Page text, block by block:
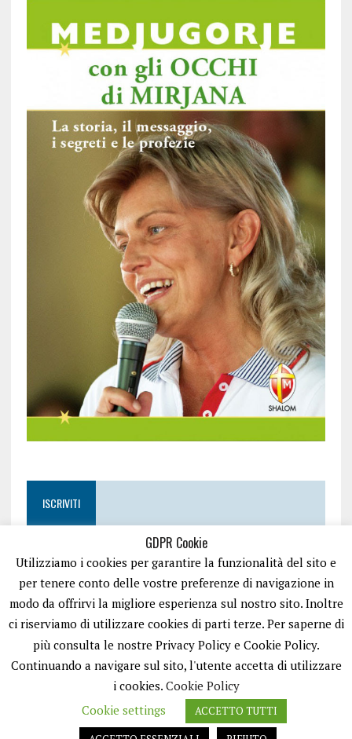
ISCRIVITI
EASYNEWS24 È UN PORTALE GESTITO DA FRANCESCO TV - PARTITA IVA
08792490727 - TESTATA GIORNALISTICA REGISTRATA PRESSO IL TRIBUNALE
GDPR Cookie
Utilizziamo i cookies per garantire la funzionalità del sito e
per tenere conto delle vostre preferenze di navigazione in
modo da offrirvi la migliore esperienza sul nostro sito. Inoltre
ci riserviamo di utilizzare cookies di parti terze. Per saperne di
più consulta le nostre Privacy Policy e Cookie Policy.
Continuando a navigare sul sito, l'utente accetta di utilizzare
i cookies. Cookie Policy
Cookie settings
ACCETTO TUTTI